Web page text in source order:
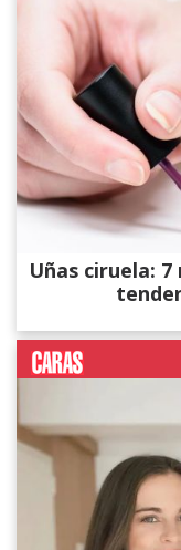
Uñas ciruela: